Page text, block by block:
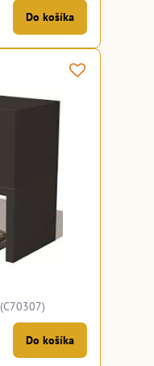
Do košíka
(C70307)
Do košíka